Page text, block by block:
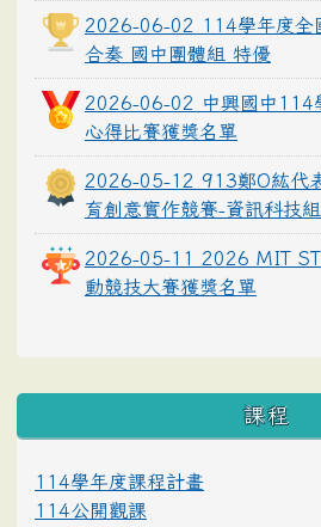
2026-06-02 114學年度全
合奏 國中團體組 特優
2026-06-02 中興國中114
心得比賽獲獎名單
2026-05-12 913鄭O紘代
育創意實作競賽-資訊科技
2026-05-11 2026 MIT
動競技大賽獲獎名單
課程
114學年度課程計畫
114公開觀課